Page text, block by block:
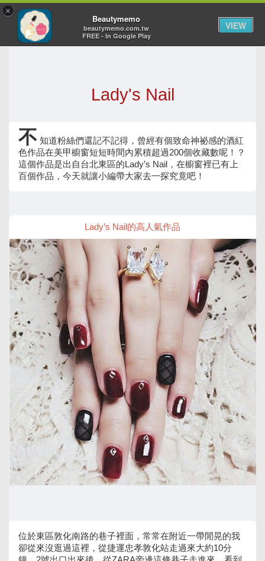
Lady's Nail
不 知道粉絲們還記不記得，曾經有個致命神祕感的酒紅
色作品在美甲櫥窗短短時間內累積超過200個收藏數呢！？
這個作品是出自台北東區的Lady’s Nail，在櫥窗裡已有上
百個作品，今天就讓小編帶大家去一探究竟吧！
Lady’s Nail的高人氣作品
位於東區敦化南路的巷子裡面，常常在附近一帶閒晃的我
卻從來沒逛過這裡，從捷運忠孝敦化站走過來大約10分
×
Beautymemo
beautymemo.com.tw
FREE - In Google Play
VIEW